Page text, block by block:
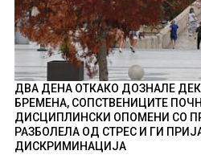
ДВА ДЕНА ОТКАКО ДОЗНАЛЕ
БРЕМЕНА, СОПСТВЕНИЦИТЕ
ДИСЦИПЛИНСКИ ОПОМЕНИ СО
РАЗБОЛЕЛА ОД СТРЕС И ГИ
ДИСКРИМИНАЦИЈА